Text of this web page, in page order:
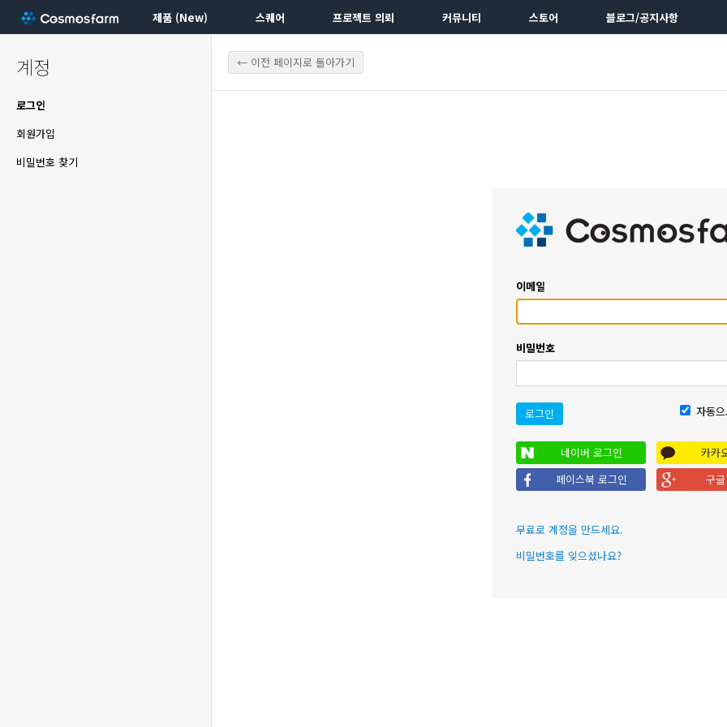
제품 (New) 스퀘어 프로젝트 의뢰 커뮤니티 스토어 블로그/공지사항
계정
로그인
회원가입
비밀번호 찾기
← 이전 페이지로 돌아가기
이메일
비밀번호
로그인 자동
네이버 로그인
카카
페이스북 로그인
구
무료로 계정을 만드세요.
비밀번호를 잊으셨나요?